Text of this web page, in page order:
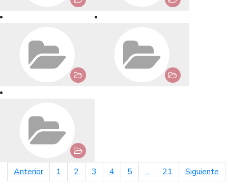
Anteriorpágina anterior
1 2 3 4 5 ... 21 Siguiente